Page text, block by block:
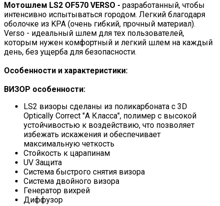
Мотошлем LS2 OF570 VERSO - разработанный, чтобы
интенсивно испытываться городом. Легкий благодаря
оболочке из KPA (очень гибкий, прочный материал).
Verso - идеальный шлем для тех пользователей,
которым нужен комфортный и легкий шлем на каждый
день, без ущерба для безопасности.
Особенности и характеристики:
ВИЗОР особенности:
LS2 визоры сделаны из поликарбоната с 3D
Optically Correct "А Класса", полимер с высокой
устойчивостью к воздействию, что позволяет
избежать искажения и обеспечивает
максимальную четкость
Стойкость к царапинам
UV Защита
Система быстрого снятия визора
Система двойного визора
Генератор вихрей
Диффузор